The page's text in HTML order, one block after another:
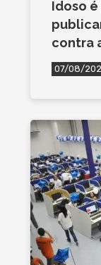
Idoso é
contra
07/08/